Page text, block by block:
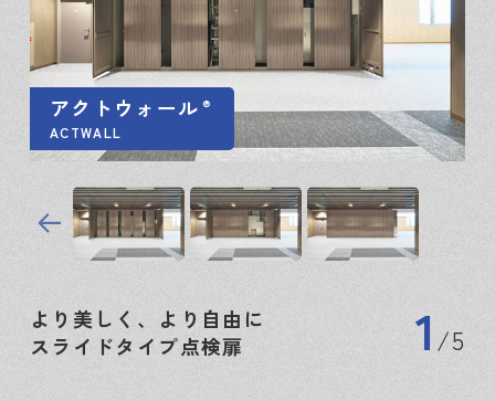
アクトウォール ®
ACTWALL
より美しく、より自由に
スライドタイプ点検扉
1 5